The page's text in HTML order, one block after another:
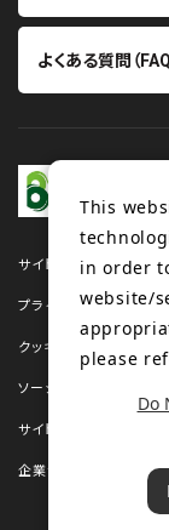
サイトマップ
プライバシーポリシー
クッキーポリシー
ソーシャルメディアポリ
サイトのご利用について
企業サイト
よくある質問（FAQ
This
in order
website/
please
Do